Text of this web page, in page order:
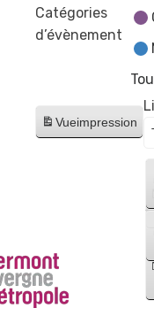
Cérémonie
commémorative
du
8
Catégories
d’évènement
Vueimpression